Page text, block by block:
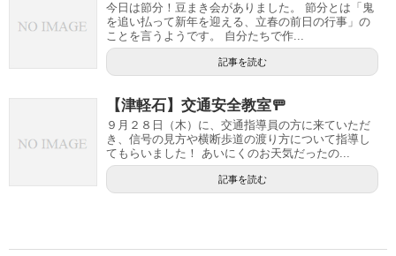
今日は節分！豆まき会がありました。 節分とは「鬼
を追い払って新年を迎える、立春の前日の行事」の
ことを言うようです。 自分たちで作...
記事を読む
【津軽石】交通安全教室🚥
９月２８日（木）に、交通指導員の方に来ていただ
き、信号の見方や横断歩道の渡り方について指導し
てもらいました！ あいにくのお天気だったの...
記事を読む